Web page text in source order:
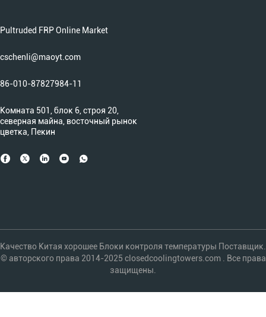
Pultruded FRP Online Market
cschenli@maoyt.com
86-010-87827984-11
Комната 501, блок 6, строя 20,
северная майна, восточный рынок
цветка, Пекин
Качество Китая хорошее Блоки контроля температуры Поставщик.
© авторского права 2014-2025 closedcoolingtowers.com . Все права
защищены.